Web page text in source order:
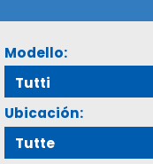
Modello:
Ubicación: